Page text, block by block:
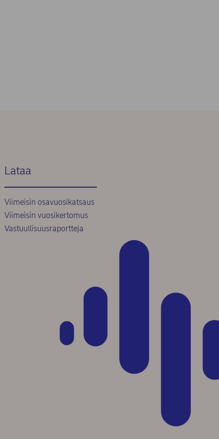
Lataa
Viimeisin osavuosikatsaus
Viimeisin vuosikertomus
Vastuullisuusraportteja